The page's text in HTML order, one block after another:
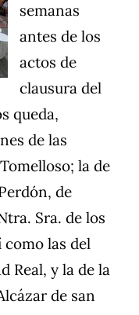
semanas
antes de los
actos de
clausura del
queda,
de las
la de
de
Sra. de los
como las del
Real, y la de la
de san